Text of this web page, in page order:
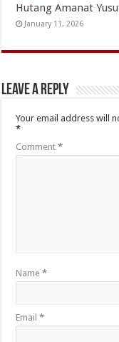
Hutang Amanat
January 11, 2026
Leave a Reply
Your email address will
*
Comment*
Name*
Email*